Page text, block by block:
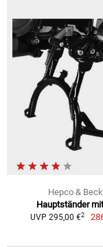
Hepco &
Hauptständer
UVP 295,00 €2